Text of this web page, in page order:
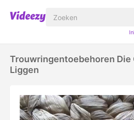
Trouwringentoebehoren Die
Liggen